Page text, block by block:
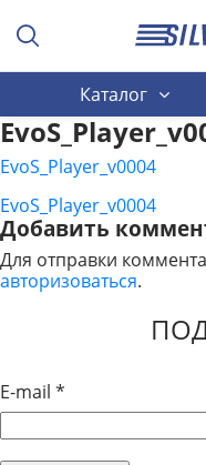
Каталог
EvoS_Player_v0004
НАВИГАЦИЯ
ПО
ЗАПИСЯМ
EvoS_Player_v0004
Добавить
Для отправки
авторизоваться.
E-mail *